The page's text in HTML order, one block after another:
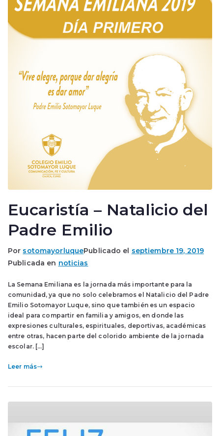
Eucaristía – Natalicio del
Padre Emilio
Por sotomayorluquePublicado el septiembre 19, 2019
Publicada en noticias
La Semana Emiliana es la jornada más importante para la
comunidad, ya que no solo celebramos el Natalicio del Padre
Emilio Sotomayor Luque, sino que también es un espacio
ideal para compartir en familia y amigos, en donde las
expresiones culturales, espirituales, deportivas, académicas
entre otras, hacen parte del colorido ambiente de la jornada
escolar. […]
Leer más